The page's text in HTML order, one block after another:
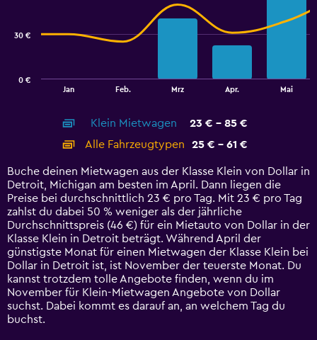
categories.
14
categories.
The
chart
has
1
Y
axis
displaying
values.
Range:
0
to
Jan Feb. Mrz Apr. Mai
0 €
30 €
End
Klein Mietwagen
23 € - 85 €
Alle Fahrzeugtypen
25 € - 61 €
Buche deinen Mietwagen aus der Klasse Klein von Dollar in
Detroit, Michigan am besten im April. Dann liegen die
Preise bei durchschnittlich 23 € pro Tag. Mit 23 € pro Tag
zahlst du dabei 50 % weniger als der jährliche
Durchschnittspreis (46 €) für ein Mietauto von Dollar in der
Klasse Klein in Detroit beträgt. Während April der
günstigste Monat für einen Mietwagen der Klasse Klein bei
Dollar in Detroit ist, ist November der teuerste Monat. Du
kannst trotzdem tolle Angebote finden, wenn du im
November für Klein-Mietwagen Angebote von Dollar
suchst. Dabei kommt es darauf an, an welchem Tag du
buchst.